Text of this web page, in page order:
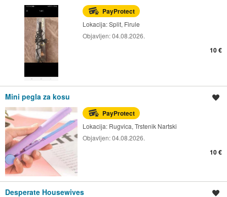
PayProtect
Lokacija:Split, Firule
Objavljen:04.08.2026.
10 €
Mini pegla za kosu
PayProtect
Lokacija: Rugvica, Trstenik Nartski
Objavljen:04.08.2026.
10 €
Desperate Housewives